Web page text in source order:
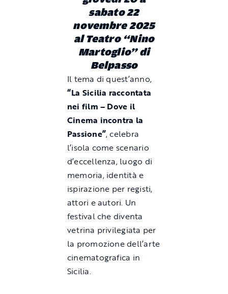
sabato 22
novembre 2025
al Teatro “Nino
Martoglio” di
Belpasso
Il tema di quest’anno,
“La Sicilia raccontata
nei film – Dove il
Cinema incontra la
Passione”, celebra
l’isola come scenario
d’eccellenza, luogo di
memoria, identità e
ispirazione per registi,
attori e autori. Un
festival che diventa
vetrina privilegiata per
la promozione dell’arte
cinematografica in
Sicilia.